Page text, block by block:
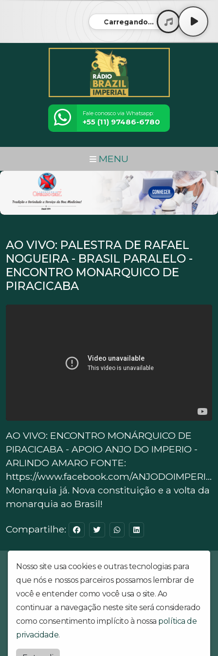
Carregando...
Fale conosco via Whatsapp:
+55 (11) 97486-6780
MENU
AO VIVO: PALESTRA DE RAFAEL
NOGUEIRA - BRASIL PARALELO -
ENCONTRO MONARQUICO DE
PIRACICABA
AO VIVO: ENCONTRO MONÁRQUICO DE
PIRACICABA - APOIO ANJO DO IMPERIO -
ARLINDO AMARO FONTE:
https://www.facebook.com/ANJODOIMPERI...
Monarquia já. Nova constituição e a volta da
monarquia ao Brasil!
Compartilhe:
Nosso site usa cookies e outras tecnologias para
que nós e nossos parceiros possamos lembrar de
você e entender como você usa o site. Ao
continuar a navegação neste site será considerado
como consentimento implícito à nossa política de
privacidade.
Rádio Brazil Imperial é a 1º Rádio MONARQUISTA do Brazil. A
realmente a verdadeira história do Brazil, com um conteúdo
inovador. Muita música, informação, notícia, cultura, história,
mais. A Verdadeira história do Brazil, contada da forma que você
nunca ouviu. Rádio Brazil Imperial, "À frente do seu tempo!".
Idealização: César Jaques e Rogério Mendes.